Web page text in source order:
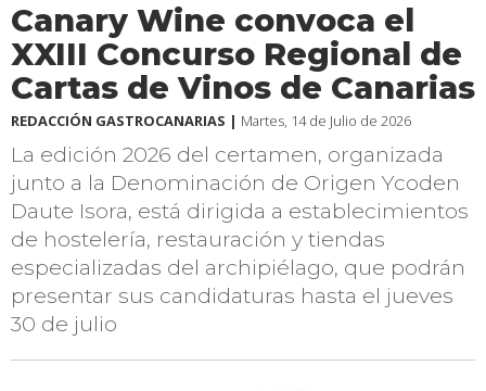
Canary Wine convoca el
XXIII Concurso Regional de
Cartas de Vinos de Canarias
REDACCIÓN GASTROCANARIAS | Martes, 14 de Julio de 2026
La edición 2026 del certamen, organizada
junto a la Denominación de Origen Ycoden
Daute Isora, está dirigida a establecimientos
de hostelería, restauración y tiendas
especializadas del archipiélago, que podrán
presentar sus candidaturas hasta el jueves
30 de julio